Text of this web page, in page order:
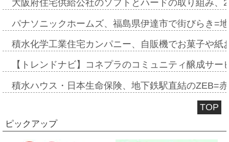
大阪府住宅供給公社のソフトとハードの取り組み
パナソニックホームズ、福島県伊達市で街びらき=
積水化学工業住宅カンパニー、自販機でお菓子や
【トレンドナビ】コネプラのコミュニティ醸成サ
積水ハウス・日本生命保険、地下鉄駅直結のZEB=
TOP
ピックアップ